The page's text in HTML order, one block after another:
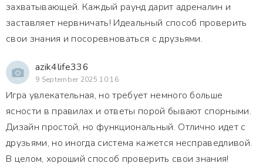
захватывающей. Каждый раунд дарит адреналин и
заставляет нервничать! Идеальный способ проверить
свои знания и посоревноваться с друзьями.
azik4life336
9 September 2025 10:16
Игра увлекательная, но требует немного больше
ясности в правилах и ответы порой бывают спорными.
Дизайн простой, но функциональный. Отлично идет с
друзьями, но иногда система кажется несправедливой.
В целом, хороший способ проверить свои знания!